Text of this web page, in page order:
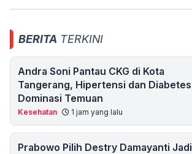
BERITA TERKINI
Andra Soni Pantau CKG di Kota
Tangerang, Hipertensi dan Diabetes
Dominasi Temuan
Kesehatan 1 jam yang lalu
Prabowo Pilih Destry Damayanti Jadi